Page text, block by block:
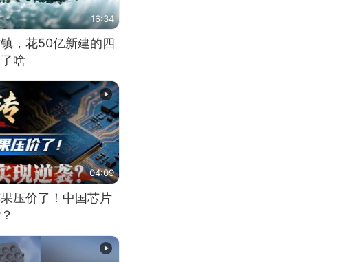
16:34
，花50亿新建的四
啥
04:09
压价了！中国芯片